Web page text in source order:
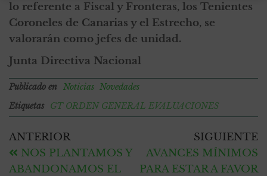
lo referente a Fiscal y Fronteras, los Tenientes
Coroneles de Canarias y el Estrecho, se
valorarán como jefes de unidad.
Junta Directiva Nacional
Publicado en Noticias Novedades
Etiquetas
GT ORDEN GENERAL EVALUACIONES
ANTERIOR
NOS PLANTAMOS Y
ABANDONAMOS EL
SIGUIENTE
AVANCES MÍNIMOS
PARA ESTAR A FAVOR